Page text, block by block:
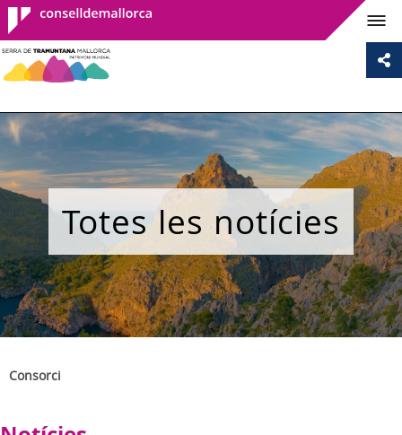
Consell de
Mallorca
Totes les notícies
Consorci